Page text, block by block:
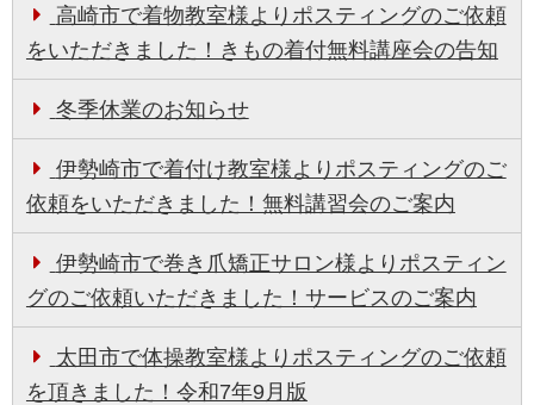
高崎市で着物教室様よりポスティングのご依頼
をいただきました！きもの着付無料講座会の告知
冬季休業のお知らせ
伊勢崎市で着付け教室様よりポスティングのご
依頼をいただきました！無料講習会のご案内
伊勢崎市で巻き爪矯正サロン様よりポスティン
グのご依頼いただきました！サービスのご案内
太田市で体操教室様よりポスティングのご依頼
を頂きました！令和7年9月版